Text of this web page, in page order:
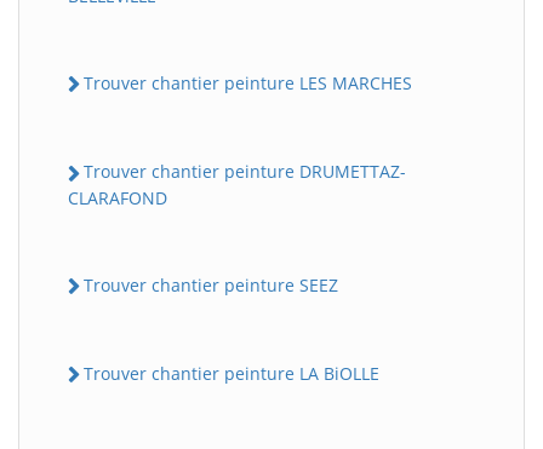
Trouver chantier peinture LES MARCHES
Trouver chantier peinture DRUMETTAZ-
CLARAFOND
Trouver chantier peinture SEEZ
Trouver chantier peinture LA BiOLLE